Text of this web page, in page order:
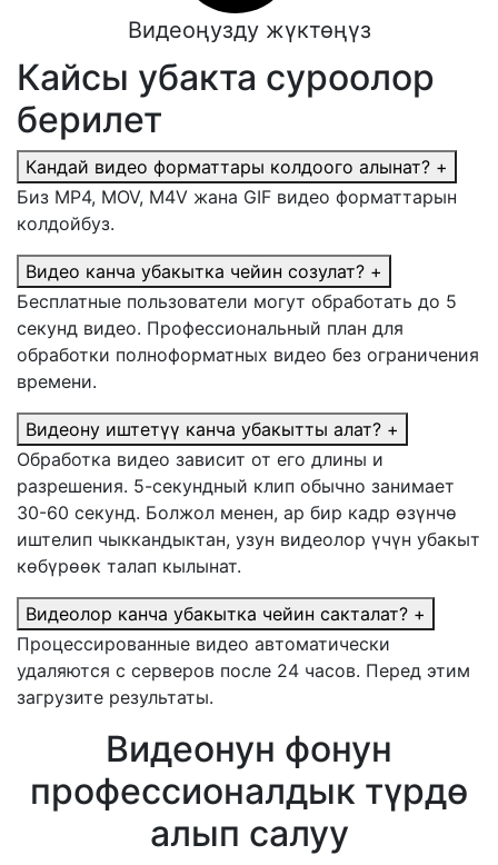
Видеоңузду жүктөңүз
Кайсы убакта суроолор
берилет
Кандай видео форматтары колдоого алынат? +
Биз MP4, MOV, M4V жана GIF видео форматтарын
колдойбуз.
Видео канча убакытка чейин созулат? +
Бесплатные пользователи могут обработать до 5
секунд видео. Профессиональный план для
обработки полноформатных видео без ограничения
времени.
Видеону иштетүү канча убакытты алат? +
Обработка видео зависит от его длины и
разрешения. 5-секундный клип обычно занимает
30-60 секунд. Болжол менен, ар бир кадр өзүнчө
иштелип чыккандыктан, узун видеолор үчүн убакыт
көбүрөөк талап кылынат.
Видеолор канча убакытка чейин сакталат? +
Процессированные видео автоматически
удаляются с серверов после 24 часов. Перед этим
загрузите результаты.
Видеонун фонун
профессионалдык түрдө
алып салуу